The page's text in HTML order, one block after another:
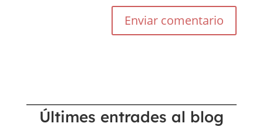
Últimes entrades al blog